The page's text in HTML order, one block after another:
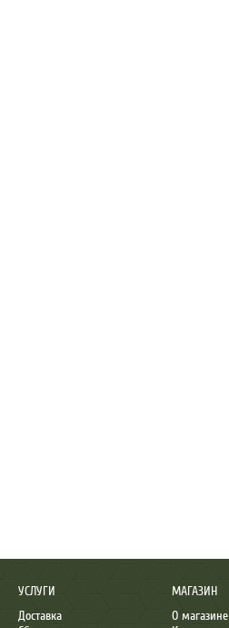
УСЛУГИ
Доставка
МАГАЗИН
О магазине